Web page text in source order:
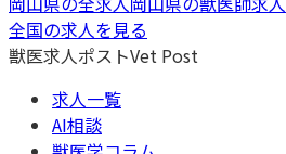
全国の求人を見る
獣医求人ポストVet Post
求人一覧
AI相談